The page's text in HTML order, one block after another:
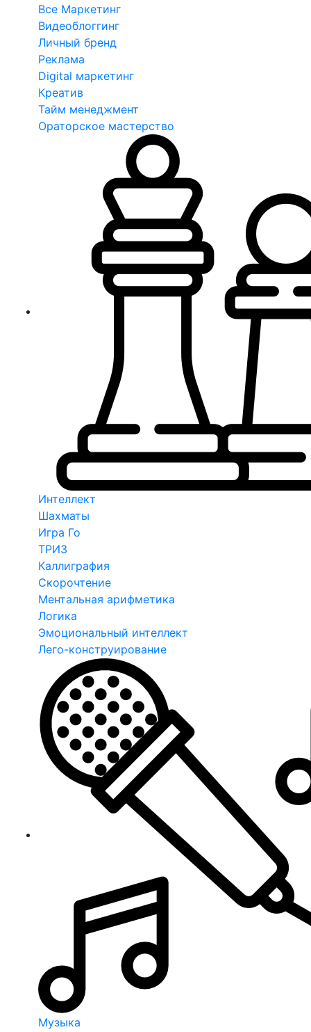
Все Маркетинг
Видеоблоггинг
Личный бренд
Реклама
Digital маркетинг
Креатив
Тайм менеджмент
Ораторское мастерство
Интеллект
Шахматы
Игра Го
ТРИЗ
Каллиграфия
Скорочтение
Ментальная арифметика
Логика
Эмоциональный интеллект
Лего-конструирование
Музыка